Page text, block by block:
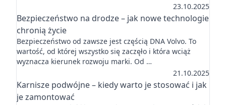
23.10.2025
Bezpieczeństwo na drodze – jak nowe technologie
chronią życie
Bezpieczeństwo od zawsze jest częścią DNA Volvo. To
wartość, od której wszystko się zaczęło i która wciąż
wyznacza kierunek rozwoju marki. Od …
21.10.2025
Karnisze podwójne – kiedy warto je stosować i jak
je zamontować